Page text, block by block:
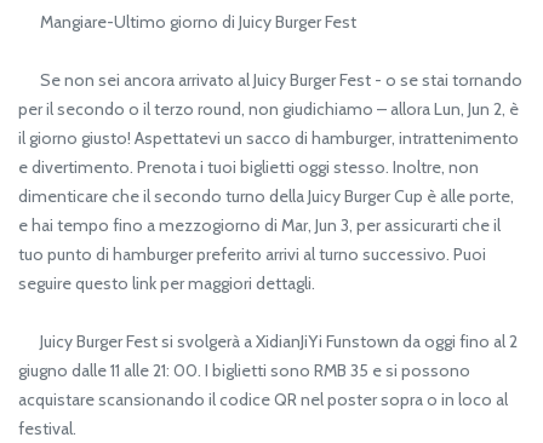
Mangiare-Ultimo giorno di Juicy Burger Fest
Se non sei ancora arrivato al Juicy Burger Fest - o se stai tornando
per il secondo o il terzo round, non giudichiamo – allora Lun, Jun 2, è
il giorno giusto! Aspettatevi un sacco di hamburger, intrattenimento
e divertimento. Prenota i tuoi biglietti oggi stesso. Inoltre, non
dimenticare che il secondo turno della Juicy Burger Cup è alle porte,
e hai tempo fino a mezzogiorno di Mar, Jun 3, per assicurarti che il
tuo punto di hamburger preferito arrivi al turno successivo. Puoi
seguire questo link per maggiori dettagli.
Juicy Burger Fest si svolgerà a XidianJiYi Funstown da oggi fino al 2
giugno dalle 11 alle 21: 00. I biglietti sono RMB 35 e si possono
acquistare scansionando il codice QR nel poster sopra o in loco al
festival.